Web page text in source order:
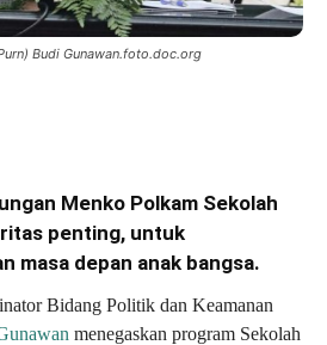
Budi Gunawan.foto.doc.org
Menko Polkam Sekolah
penting, untuk
masa depan anak bangsa.
Bidang Politik dan Keamanan
menegaskan program Sekolah